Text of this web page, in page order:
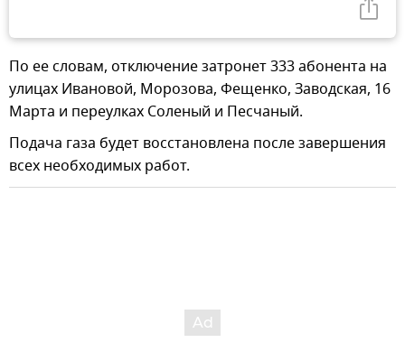
По ее словам, отключение затронет 333 абонента на
улицах Ивановой, Морозова, Фещенко, Заводская, 16
Марта и переулках Соленый и Песчаный.
Подача газа будет восстановлена после завершения
всех необходимых работ.